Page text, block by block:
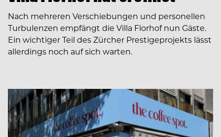
Nach mehreren Verschiebungen und personellen
Turbulenzen empfängt die Villa Florhof nun Gäste.
Ein wichtiger Teil des Zürcher Prestigeprojekts lässt
allerdings noch auf sich warten.